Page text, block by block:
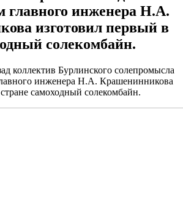
главного инженера Н.А.
изготовил первый в
солекомбайн.
коллектив Бурлинского солепромысла
инженера Н.А. Крашенинникова
самоходный солекомбайн.